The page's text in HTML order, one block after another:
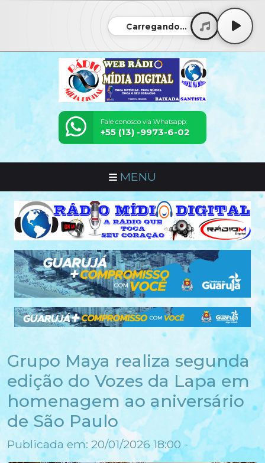
Carregando...
Fale conosco via Whatsapp:
+55 (13) -9973-6-02
MENU
Grupo Maya realiza segunda
edição do Vozes da Lapa em
homenagem ao aniversário
de São Paulo
Publicada em: 20/01/2026 18:00 -